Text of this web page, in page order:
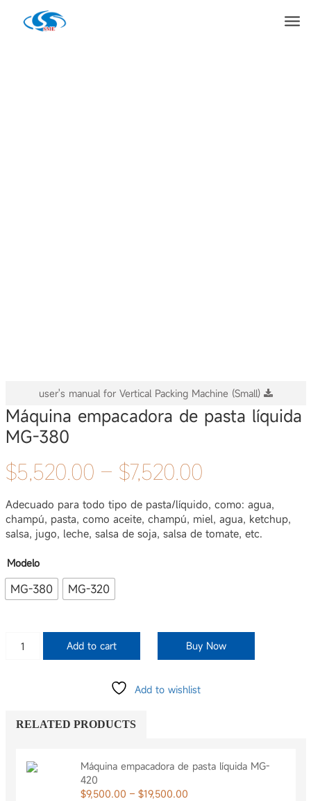
user's manual for Vertical Packing Machine (Small)
Máquina empacadora de pasta líquida
MG-380
$5,520.00 – $7,520.00Price
range:
$5,520.00
Adecuado para todo tipo de pasta/líquido, como: agua,
champú, pasta, como aceite, champú, miel, agua, ketchup,
salsa, jugo, leche, salsa de soja, salsa de tomate, etc.
Modelo
MG-380 MG-320
empacadora
380
Add to cart Buy Now
Add to wishlist
RELATED PRODUCTS
Máquina empacadora de pasta líquida MG-
420
$9,500.00 – $19,500.00Price